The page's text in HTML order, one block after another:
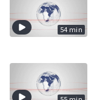
54 min